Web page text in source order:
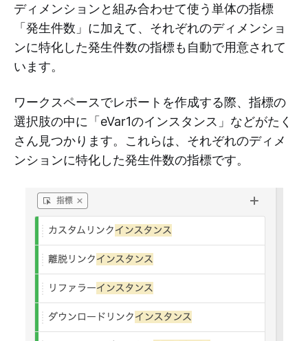
ディメンションと組み合わせて使う単体の指標
「発生件数」に加えて、それぞれのディメンショ
ンに特化した発生件数の指標も自動で用意されて
います。
ワークスペースでレポートを作成する際、指標の
選択肢の中に「eVar1のインスタンス」などがたく
さん見つかります。これらは、それぞれのディメ
ンションに特化した発生件数の指標です。